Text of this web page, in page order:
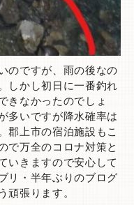
のですが、雨の後なの
しかし初日に一番釣れ
きなかったのでしょ
多いですが降水確率は
郡上市の宿泊施設もこ
で万全のコロナ対策と
いきますので安心して
リ・半年ぶりのブログ
頑張ります。